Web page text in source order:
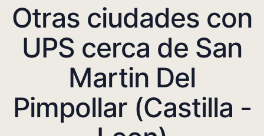
Otras ciudades con
UPS cerca de San
Martin Del
Pimpollar (Castilla -